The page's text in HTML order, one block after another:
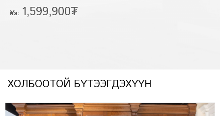
Үнэ: 1,599,900₮
ХОЛБООТОЙ БҮТЭЭГДЭХҮҮН